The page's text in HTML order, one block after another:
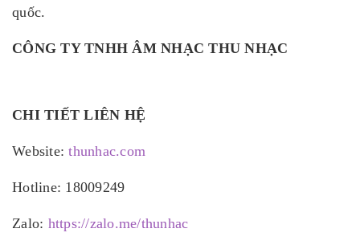
quốc.
CÔNG TY TNHH ÂM NHẠC THU NHẠC
CHI TIẾT LIÊN HỆ
Website:thunhac.com
Hotline: 18009249
Zalo: https://zalo.me/thunhac